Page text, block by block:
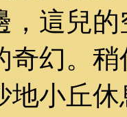
，這兒
奇幻。
地小丘